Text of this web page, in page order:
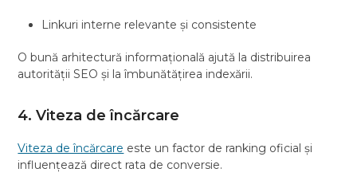
Linkuri interne relevante și consistente
O bună arhitectură informațională ajută la distribuirea
autorității SEO și la îmbunătățirea indexării.
4. Viteza de încărcare
Viteza de încărcare este un factor de ranking oficial și
influențează direct rata de conversie.